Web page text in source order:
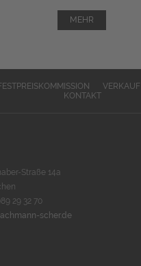
MEHR
VERKAUF
KONTAKT
Straße 14a
29 32 70
scher.de